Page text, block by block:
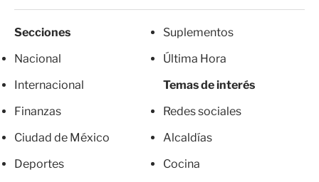
Secciones
Nacional
Internacional
Finanzas
Ciudad de México
Deportes
Suplementos
Última Hora
Temas de interés
Redes sociales
Alcaldías
Cocina